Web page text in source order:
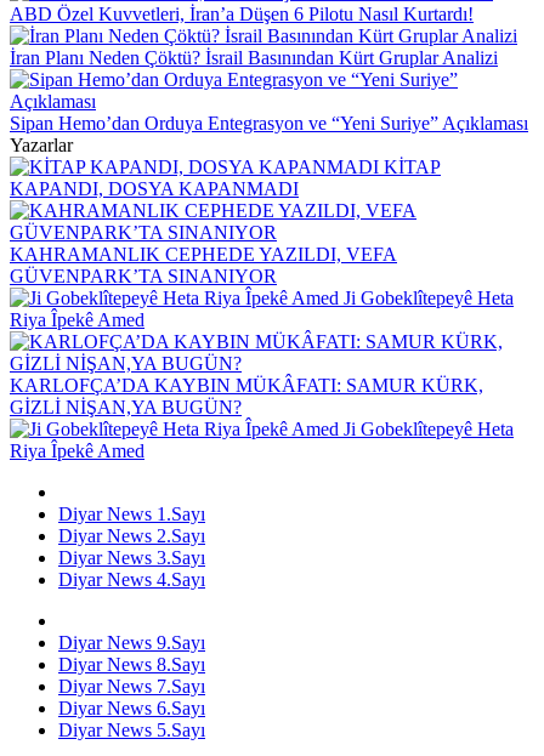
ABD Özel Kuvvetleri, İran’a Düşen 6 Pilotu Nasıl Kurtardı!
İran Planı Neden Çöktü? İsrail Basınından Kürt Gruplar Analizi
Sipan Hemo’dan Orduya Entegrasyon ve “Yeni Suriye” Açıklaması
Yazarlar
KİTAP
KAPANDI, DOSYA KAPANMADI
KAHRAMANLIK CEPHEDE YAZILDI, VEFA
GÜVENPARK’TA SINANIYOR
Ji Gobeklîtepeyê Heta
Riya Îpekê Amed
KARLOFÇA’DA KAYBIN MÜKÂFATI: SAMUR KÜRK,
GİZLİ NİŞAN,YA BUGÜN?
Ji Gobeklîtepeyê Heta
Riya Îpekê Amed
Diyar News 1.Sayı
Diyar News 2.Sayı
Diyar News 3.Sayı
Diyar News 4.Sayı
Diyar News 9.Sayı
Diyar News 8.Sayı
Diyar News 7.Sayı
Diyar News 6.Sayı
Diyar News 5.Sayı